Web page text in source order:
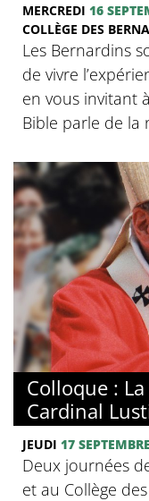
MERCREDI 16
COLLÈGE DES
Les Bernardins
de vivre
en vous invitant
Bible parle de la
Colloque :
Cardinal
JEUDI 17 SEPTEMBRE
Deux journées
et au Collège